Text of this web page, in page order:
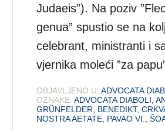
Judaeis”). Na poziv
genua” spustio se na
celebrant, ministranti i
vjernika moleći ”za
OBJAVLJENO U: ADVOCATA
OZNAKE: ADVOCATA DIABOLI ,
GRÜNFELDER
BENEDIKT,
NOSTRA AETATE PAVAO VI. ,